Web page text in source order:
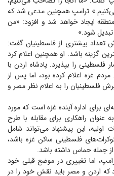
ترامپ همچنین مدعی شد که
ایجاد خواهد شد و افزود: «من
شود.»
تعداد بیشتری از فلسطینیان گفت:
گزینه باشد. او همچنین اعلام کرد
کودک بیمار فلسطینی را بپذیرد. پادشاه اردن با
غزه اعلام کرده بود، اما پس از
فلسطینیان را به اعلام نظر مصر و
برای اداره آینده غزه است که مورد
راهکاری برای مقابله با طرح
این پیشنهاد می‌تواند شامل
فلسطینی ساکن غزه باشد،
جمله حماس داشته باشد.
اما تغییری در موضع قبلی خود
که اردن و مصر باید نقش خود را در